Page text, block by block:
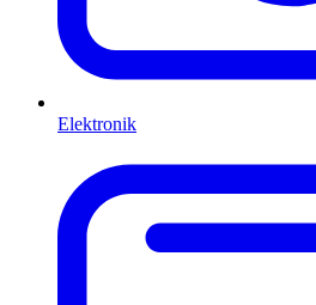
Elektronik